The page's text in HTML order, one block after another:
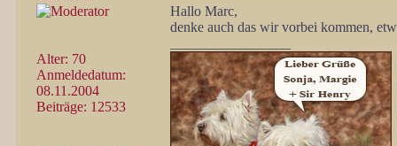
Alter: 70
Anmeldedatum:
08.11.2004
Beiträge: 12533
Hallo Marc,
denke auch das wir vorbei kommen,